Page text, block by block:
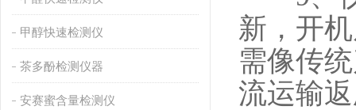
甲醇快速检测仪
茶多酚检测仪器
安赛蜜含量检测仪
新，开
需像传
流运输